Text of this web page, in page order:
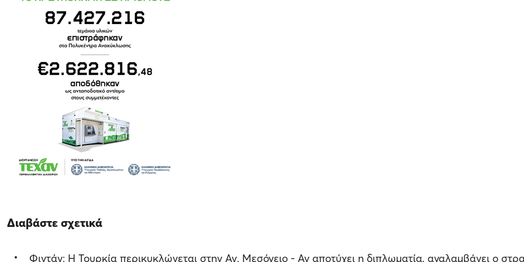
Διαβάστε σχετικά
Φιντάν: Η Τουρκία περικυκλώνεται στην Αν. Μεσόγειο - Αν αποτύχει η διπλωματία, αναλαμβάνει ο